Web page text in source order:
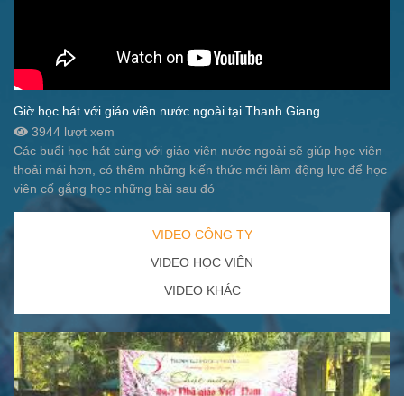
Giờ học hát với giáo viên nước ngoài tại Thanh Giang
3944 lượt xem
Các buổi học hát cùng với giáo viên nước ngoài sẽ giúp học viên
thoải mái hơn, có thêm những kiến thức mới làm động lực để học
viên cố gắng học những bài sau đó
VIDEO CÔNG TY
VIDEO HỌC VIÊN
VIDEO KHÁC